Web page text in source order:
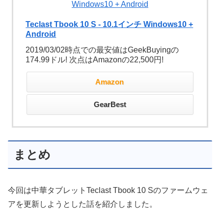
Teclast Tbook 10 S - 10.1インチ Windows10 +
Android
2019/03/02時点での最安値はGeekBuyingの
174.99ドル! 次点はAmazonの22,500円!
Amazon
GearBest
まとめ
今回は中華タブレットTeclast Tbook 10 Sのファームウェ
アを更新しようとした話を紹介しました。